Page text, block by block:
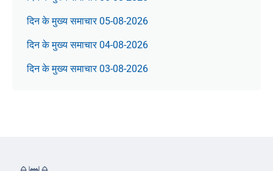
दिन के मुख्य समाचार 05-08-2026
दिन के मुख्य समाचार 04-08-2026
दिन के मुख्य समाचार 03-08-2026